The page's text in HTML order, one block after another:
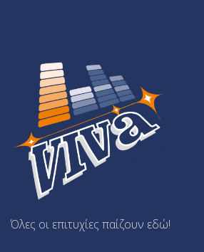
Όλες οι επιτυχίες παίζουν εδώ!